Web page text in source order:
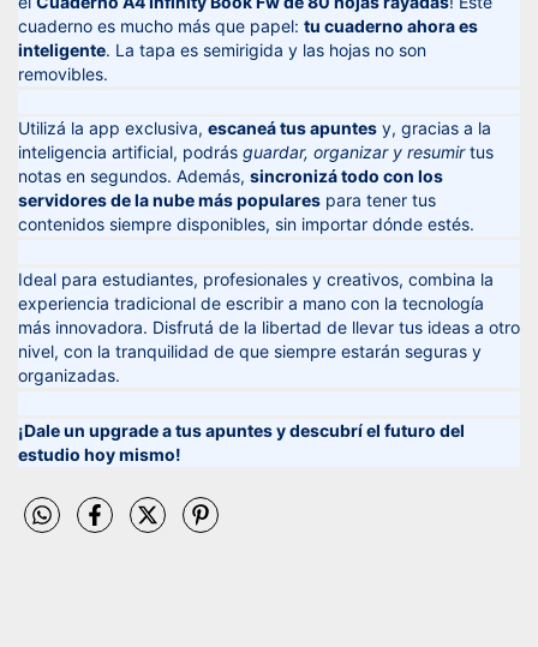
cuaderno es mucho más que papel: tu cuaderno ahora es
inteligente. La tapa es semirigida y las hojas no son
removibles.
Utilizá la app exclusiva, escaneá tus apuntes y, gracias a la
inteligencia artificial, podrás guardar, organizar y resumirtus
notas en segundos. Además, sincronizá todo con los
servidores de la nube más populares para tener tus
contenidos siempre disponibles, sin importar dónde estés.
Ideal para estudiantes, profesionales y creativos, combina la
experiencia tradicional de escribir a mano con la tecnología
más innovadora. Disfrutá de la libertad de llevar tus ideas a otro
nivel, con la tranquilidad de que siempre estarán seguras y
organizadas.
¡Dale un upgrade a tus apuntes y descubrí el futuro del
estudio hoy mismo!